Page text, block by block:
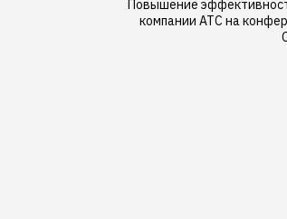
Повышение
компании АТС на